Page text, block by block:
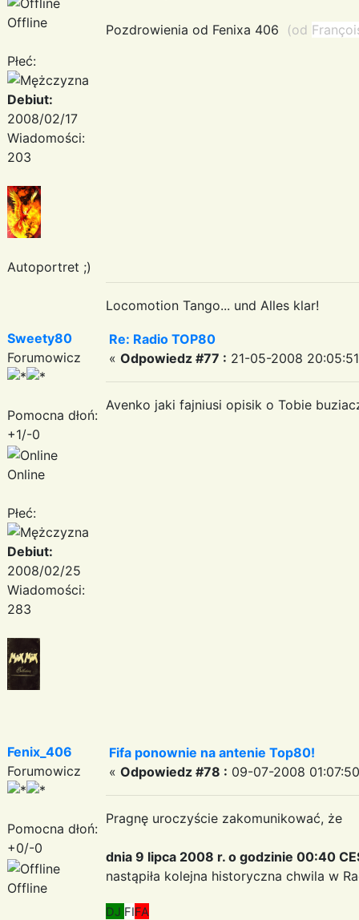
Offline
Płeć:
Debiut:
2008/02/17
Wiadomości:
203
Autoportret ;)
Pozdrowienia od Fenixa 406 (od
Locomotion Tango... und Alles klar!
Sweety80
Forumowicz
Pomocna dłoń:
+1/-0
Online
Płeć:
Debiut:
2008/02/25
Wiadomości:
283
Re: Radio TOP80
« Odpowiedz #77 : 21-05-2008
Avenko jaki fajniusi opisik o Tobie
Fenix_406
Forumowicz
Pomocna dłoń:
+0/-0
Offline
Fifa ponownie na antenie Top80!
« Odpowiedz #78 : 09-07-2008
Pragnę uroczyście zakomunikować, że
dnia 9 lipca 2008 r. o godzinie 00:40
nastąpiła kolejna historyczna chwila w
DJ FIFA